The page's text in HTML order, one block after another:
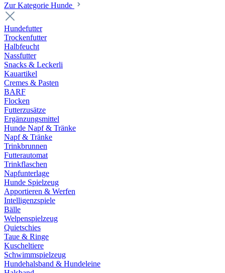
Zur Kategorie Hunde
Hundefutter
Trockenfutter
Halbfeucht
Nassfutter
Snacks & Leckerli
Kauartikel
Cremes & Pasten
BARF
Flocken
Futterzusätze
Ergänzungsmittel
Hunde Napf & Tränke
Napf & Tränke
Trinkbrunnen
Futterautomat
Trinkflaschen
Napfunterlage
Hunde Spielzeug
Apportieren & Werfen
Intelligenzspiele
Bälle
Welpenspielzeug
Quietschies
Taue & Ringe
Kuscheltiere
Schwimmspielzeug
Hundehalsband & Hundeleine